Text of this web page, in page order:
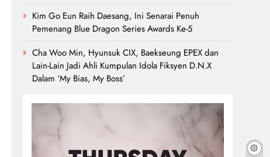
Kim Go Eun Raih Daesang, Ini Senarai Penuh
Pemenang Blue Dragon Series Awards Ke-5
Cha Woo Min, Hyunsuk CIX, Baekseung EPEX dan
Lain-Lain Jadi Ahli Kumpulan Idola Fiksyen D.N.X
Dalam ‘My Bias, My Boss’